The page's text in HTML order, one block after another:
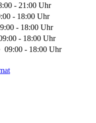
- 21:00 Uhr
- 18:00 Uhr
- 18:00 Uhr
- 18:00 Uhr
09:00 - 18:00 Uhr